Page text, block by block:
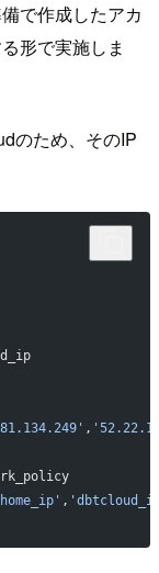
で作成したアカ
形で実施しま
のため、そのIP
,
,